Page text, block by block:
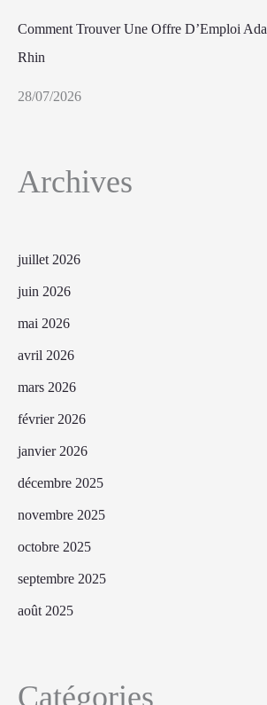
Comment Trouver Une Offre D’Emploi
Rhin
28/07/2026
Archives
juillet 2026
juin 2026
mai 2026
avril 2026
mars 2026
février 2026
janvier 2026
décembre 2025
novembre 2025
octobre 2025
septembre 2025
août 2025
Catégories